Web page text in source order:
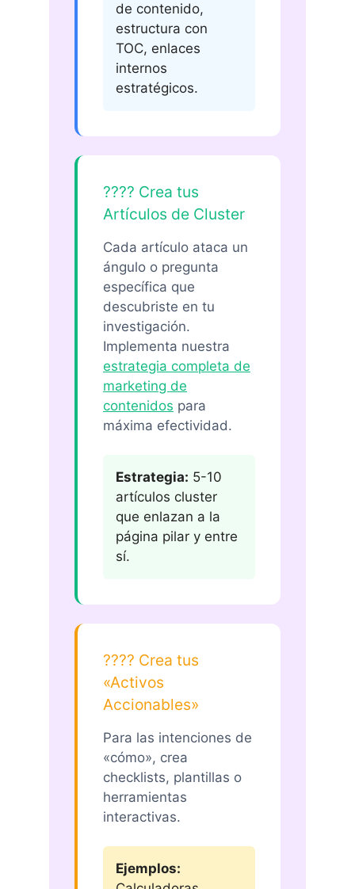
de contenido,
estructura con
TOC, enlaces
internos
estratégicos.
???? Crea tus
Artículos de Cluster
Cada artículo ataca un
ángulo o pregunta
específica que
descubriste en tu
investigación.
Implementa nuestra
estrategia completa de
marketing de
contenidos para
máxima efectividad.
Estrategia: 5-10
artículos cluster
que enlazan a la
página pilar y entre
sí.
????️ Crea tus
«Activos
Accionables»
Para las intenciones de
«cómo», crea
checklists, plantillas o
herramientas
interactivas.
Ejemplos: